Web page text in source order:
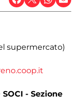
supermercato)
SOCI - Sezione